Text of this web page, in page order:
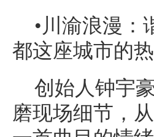
•川渝浪漫：
都这座城市的
创始人钟宇
磨现场细节，